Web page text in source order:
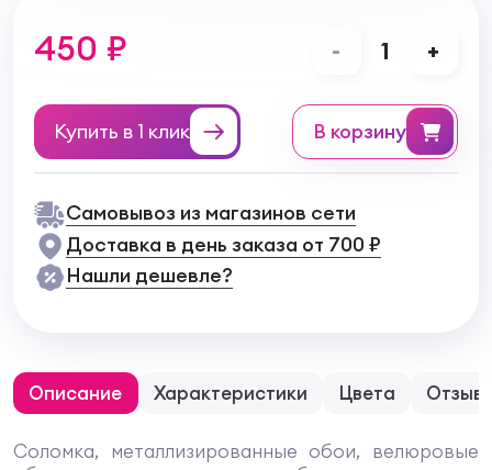
450 ₽ - 1 +
Купить в 1 клик в корзину
Самовывоз из магазинов сети
Доставка в день заказа от 700 ₽
Нашли дешевле?
Описание Характеристики Цвета
Соломка, металлизированные обои, велюровые